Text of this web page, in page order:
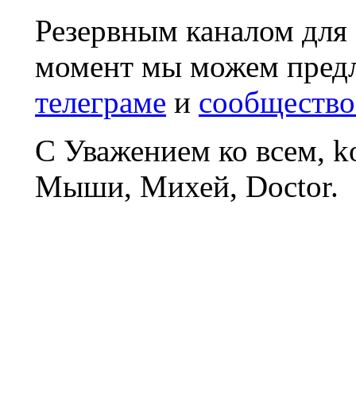
Резервным каналом
момент мы можем
телеграме и
С Уважением ко всем,
Мыши, Михей, Doctor.